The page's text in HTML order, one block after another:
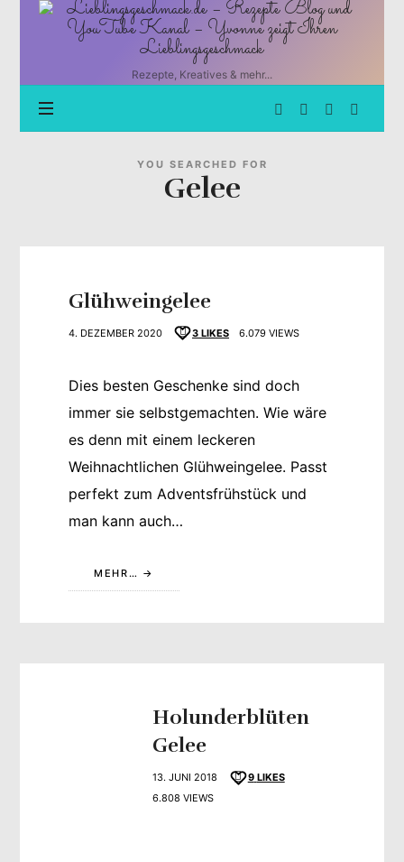
Lieblingsgeschmack.de
Rezepte
und
YouTube
Kanal
Rezepte, Kreatives & mehr...
YOU SEARCHED FOR
Gelee
Glühweingelee
4. DEZEMBER 2020 3 LIKES 6.079 VIEWS
Dies besten Geschenke sind doch
immer sie selbstgemachten. Wie wäre
es denn mit einem leckeren
Weihnachtlichen Glühweingelee. Passt
perfekt zum Adventsfrühstück und
man kann auch…
MEHR…
Holunderblüten
Gelee
13. JUNI 2018 9 LIKES
6.808 VIEWS